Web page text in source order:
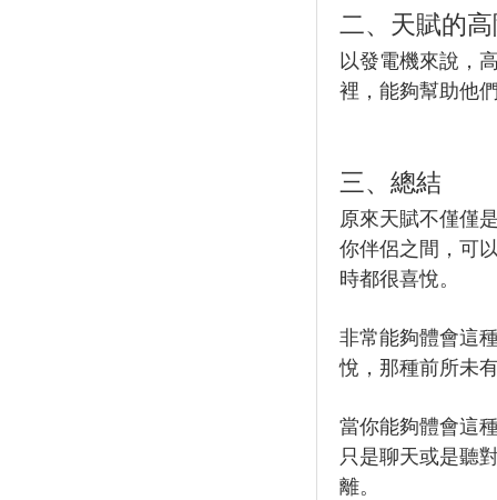
二、天賦的
以發電機來說，
裡，能夠幫助他
三、總結
原來天賦不僅僅
你伴侶之間，可
時都很喜悅。
非常能夠體會這
悅，那種前所未
當你能夠體會這
只是聊天或是聽
離。